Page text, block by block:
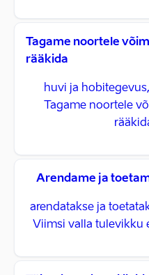
Tagame noortele
rääkida
huvi ja
Tagame noortele
Arendame ja
arendatakse ja
Viimsi valla tulevikku